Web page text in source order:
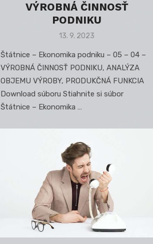
VÝROBNÁ ČINNOSŤ
PODNIKU
Posted
13. 9. 2023
Štátnice – Ekonomika podniku – 05 – 04 –
VÝROBNÁ ČINNOSŤ PODNIKU, ANALÝZA
OBJEMU VÝROBY, PRODUKČNÁ FUNKCIA
Download súboru Stiahnite si súbor
Štátnice – Ekonomika …